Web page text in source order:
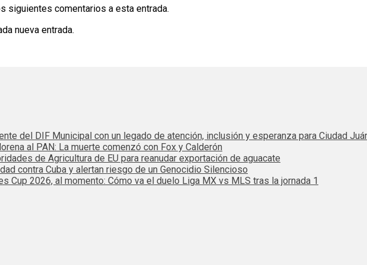
siguientes comentarios a esta entrada.
nueva entrada.
del DIF Municipal con un legado de atención, inclusión y esperanza para Ciudad
al PAN: La muerte comenzó con Fox y Calderón
de Agricultura de EU para reanudar exportación de aguacate
contra Cuba y alertan riesgo de un Genocidio Silencioso
Cup 2026, al momento: Cómo va el duelo Liga MX vs MLS tras la jornada 1